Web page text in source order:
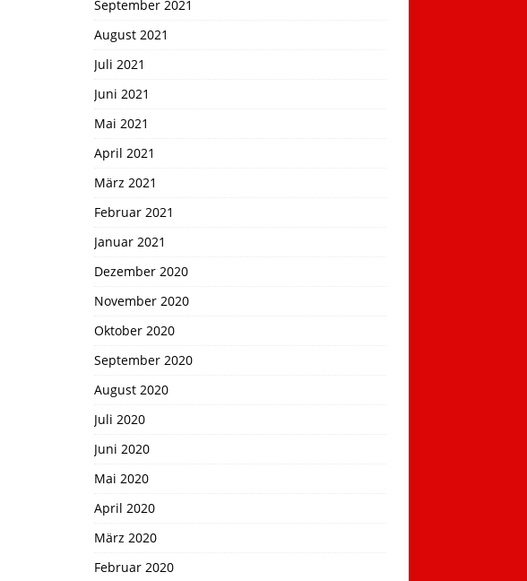
September 2021
August 2021
Juli 2021
Juni 2021
Mai 2021
April 2021
März 2021
Februar 2021
Januar 2021
Dezember 2020
November 2020
Oktober 2020
September 2020
August 2020
Juli 2020
Juni 2020
Mai 2020
April 2020
März 2020
Februar 2020